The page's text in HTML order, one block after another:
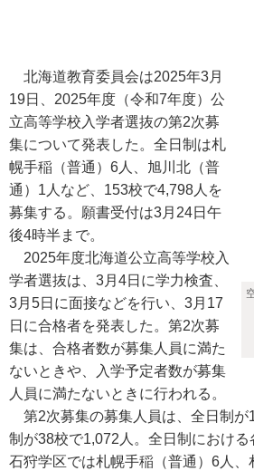
北海道教育委員会は2025年3月
19日、2025年度（令和7年度）公
立高等学校入学者選抜の第2次募
集について発表した。全日制は札
幌手稲（普通）6人、旭川北（普
通）1人など、153校で4,798人を
募集する。願書受付は3月24日午
後4時半まで。
2025年度北海道公立高等学校入
学者選抜は、3月4日に学力検査、
3月5日に面接などを行い、3月17
日に合格者を発表した。第2次募
集は、合格者数が募集人員に満た
ないときや、入学予定者数が募集
人員に満たないときに行われる。
第2次募集の募集人員は、全日制が
制が38校で1,072人。全日制における
石狩学区では札幌手稲（普通）6人